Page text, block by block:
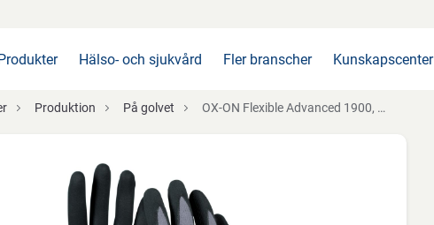
Hälso- och sjukvård Fler branscher Kunskapscenter
Produktion På golvet OX-ON Flexible Advanced 1900, 9, grå